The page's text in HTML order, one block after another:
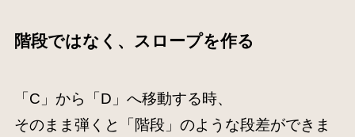
階段ではなく、スロープを作る
「C」から「D」へ移動する時、
そのまま弾くと「階段」のような段差ができま